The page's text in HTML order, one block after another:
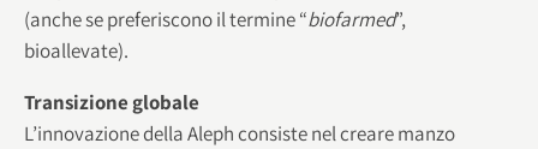
(anche se preferiscono il termine “biofarmed”,
bioallevate).
Transizione globale
L’innovazione della Aleph consiste nel creare manzo